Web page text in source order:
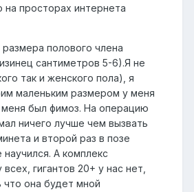
на просторах интернета
полового члена
сантиметров 5-6).Я не
так и женского пола), я
маленьким размером у меня
был фимоз. На операцию
ничего лучше чем вызвать
и второй раз в позе
А комплекс
гигантов 20+ у нас нет,
что она будет мной